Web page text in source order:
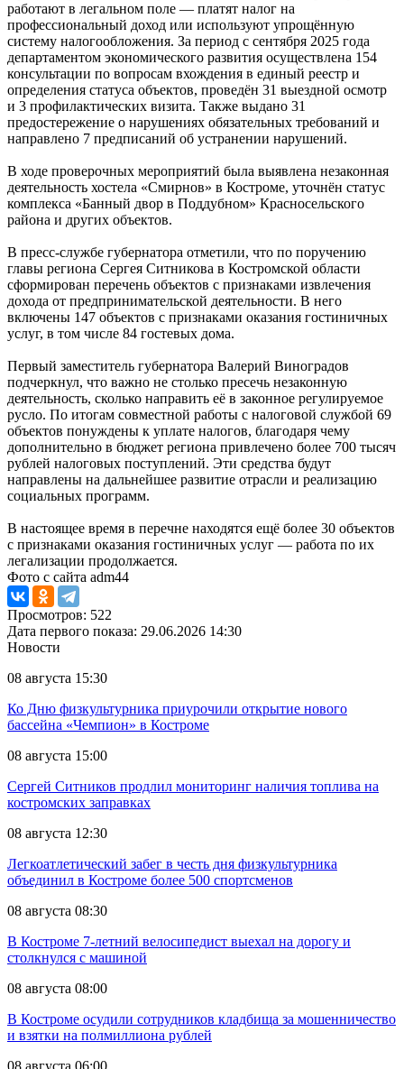
работают в легальном поле — платят налог на
профессиональный доход или используют упрощённую
систему налогообложения. За период с сентября 2025 года
департаментом экономического развития осуществлена 154
консультации по вопросам вхождения в единый реестр и
определения статуса объектов, проведён 31 выездной осмотр
и 3 профилактических визита. Также выдано 31
предостережение о нарушениях обязательных требований и
направлено 7 предписаний об устранении нарушений.
В ходе проверочных мероприятий была выявлена незаконная
деятельность хостела «Смирнов» в Костроме, уточнён статус
комплекса «Банный двор в Поддубном» Красносельского
района и других объектов.
В пресс-службе губернатора отметили, что по поручению
главы региона Сергея Ситникова в Костромской области
сформирован перечень объектов с признаками извлечения
дохода от предпринимательской деятельности. В него
включены 147 объектов с признаками оказания гостиничных
услуг, в том числе 84 гостевых дома.
Первый заместитель губернатора Валерий Виноградов
подчеркнул, что важно не столько пресечь незаконную
деятельность, сколько направить её в законное регулируемое
русло. По итогам совместной работы с налоговой службой 69
объектов понуждены к уплате налогов, благодаря чему
дополнительно в бюджет региона привлечено более 700 тысяч
рублей налоговых поступлений. Эти средства будут
направлены на дальнейшее развитие отрасли и реализацию
социальных программ.
В настоящее время в перечне находятся ещё более 30 объектов
с признаками оказания гостиничных услуг — работа по их
легализации продолжается.
Фото с сайта adm44
Просмотров: 522
Дата первого показа: 29.06.2026 14:30
Новости
08 августа 15:30
Ко Дню физкультурника приурочили открытие нового
бассейна «Чемпион» в Костроме
08 августа 15:00
Сергей Ситников продлил мониторинг наличия топлива на
костромских заправках
08 августа 12:30
Легкоатлетический забег в честь дня физкультурника
объединил в Костроме более 500 спортсменов
08 августа 08:30
В Костроме 7-летний велосипедист выехал на дорогу и
столкнулся с машиной
08 августа 08:00
В Костроме осудили сотрудников кладбища за мошенничество
и взятки на полмиллиона рублей